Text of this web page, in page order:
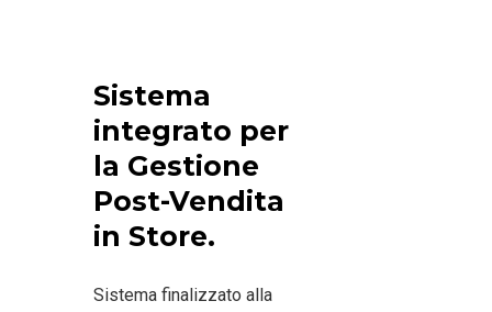
Sistema
integrato per
la Gestione
Post-Vendita
in Store.
Sistema finalizzato alla